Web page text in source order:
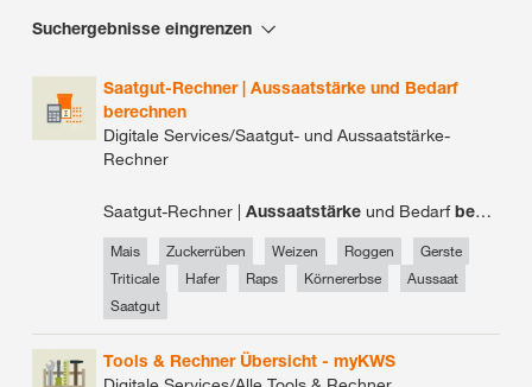
Suchergebnisse eingrenzen
Gerste
Weizen
Roggen
Zuckerrüben
Zwischenfrüchte
Saatgut-Rechner | Aussaatstärke und Bedarf
berechnen
Digitale Services/Saatgut- und Aussaatstärke-
Rechner
Saatgut-Rechner | Aussaatstärke und Bedarfberechnen
Mais Zuckerrüben Weizen Roggen
Gerste
Triticale
Hafer Raps Körnererbse
Aussaat
Saatgut
Tools & Rechner Übersicht - myKWS